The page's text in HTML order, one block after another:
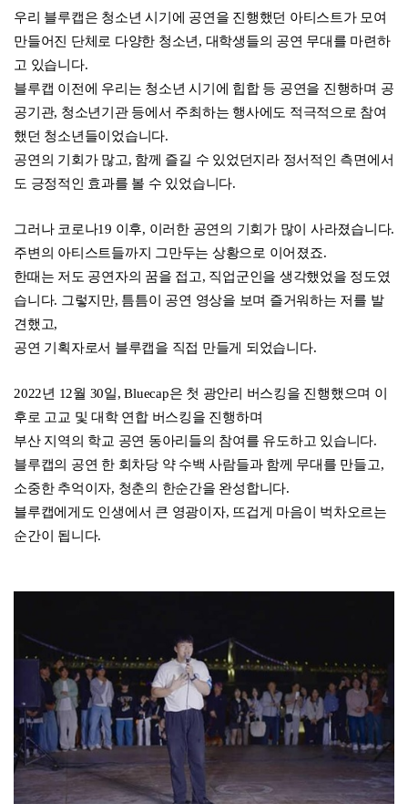
우리 블루캡은 청소년 시기에 공연을 진행했던 아티스트가 모여
만들어진 단체로 다양한 청소년, 대학생들의 공연 무대를 마련하
고 있습니다.
블루캡 이전에 우리는 청소년 시기에 힙합 등 공연을 진행하며 공
공기관, 청소년기관 등에서 주최하는 행사에도 적극적으로 참여
했던 청소년들이었습니다.
공연의 기회가 많고, 함께 즐길 수 있었던지라 정서적인 측면에서
도 긍정적인 효과를 볼 수 있었습니다.
그러나 코로나19 이후, 이러한 공연의 기회가 많이 사라졌습니다.
주변의 아티스트들까지 그만두는 상황으로 이어졌죠.
한때는 저도 공연자의 꿈을 접고, 직업군인을 생각했었을 정도였
습니다. 그렇지만, 틈틈이 공연 영상을 보며 즐거워하는 저를 발
견했고,
공연 기획자로서 블루캡을 직접 만들게 되었습니다.
2022년 12월 30일, Bluecap은 첫 광안리 버스킹을 진행했으며 이
후로 고교 및 대학 연합 버스킹을 진행하며
부산 지역의 학교 공연 동아리들의 참여를 유도하고 있습니다.
블루캡의 공연 한 회차당 약 수백 사람들과 함께 무대를 만들고,
소중한 추억이자, 청춘의 한순간을 완성합니다.
블루캡에게도 인생에서 큰 영광이자, 뜨겁게 마음이 벅차오르는
순간이 됩니다.